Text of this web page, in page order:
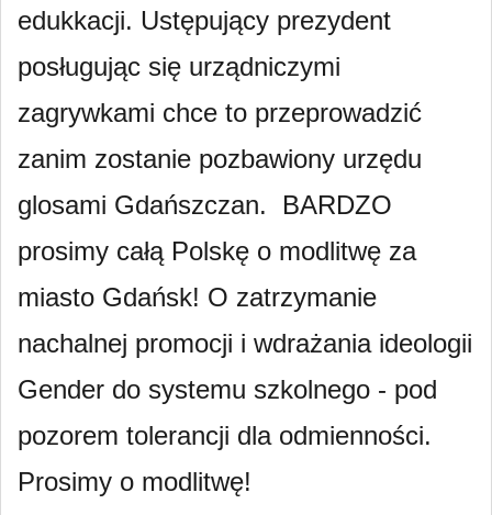
edukkacji. Ustępujący prezydent
posługując się urządniczymi
zagrywkami chce to przeprowadzić
zanim zostanie pozbawiony urzędu
glosami Gdańszczan. BARDZO
prosimy całą Polskę o modlitwę za
miasto Gdańsk! O zatrzymanie
nachalnej promocji i wdrażania ideologii
Gender do systemu szkolnego - pod
pozorem tolerancji dla odmienności.
Prosimy o modlitwę!